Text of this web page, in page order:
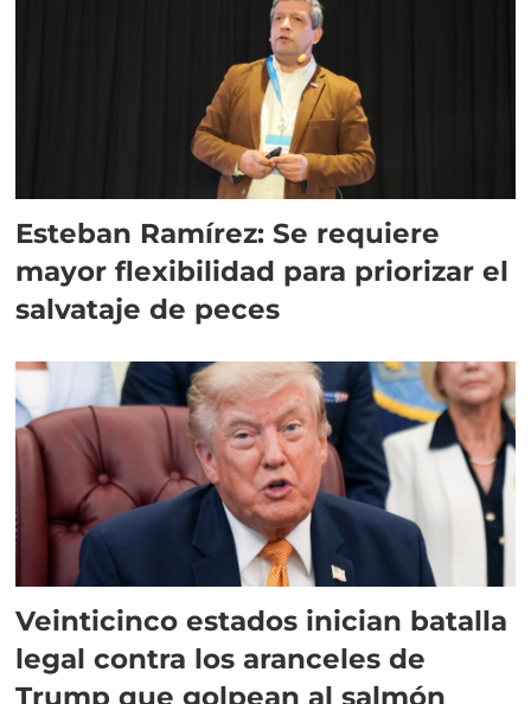
Esteban Ramírez: Se requiere
mayor flexibilidad para priorizar el
salvataje de peces
Veinticinco estados inician batalla
legal contra los aranceles de
Trump que golpean al salmón